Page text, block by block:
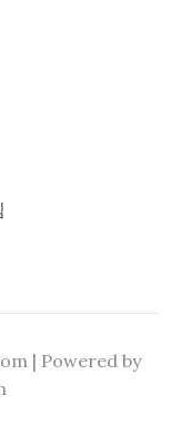
| Powered by